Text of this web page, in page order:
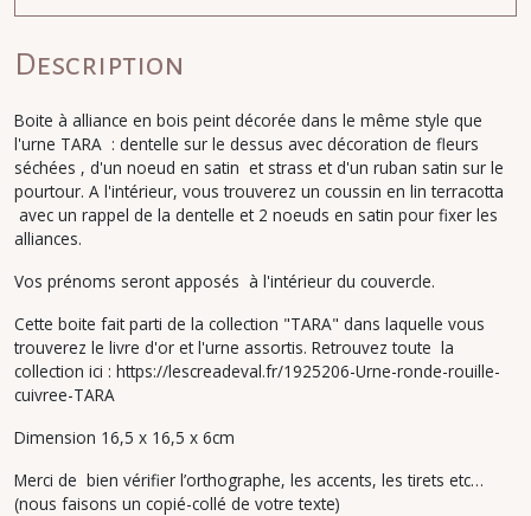
Description
Boite à alliance en bois peint décorée dans le même style que
l'urne TARA : dentelle sur le dessus avec décoration de fleurs
séchées , d'un noeud en satin et strass et d'un ruban satin sur le
pourtour. A l'intérieur, vous trouverez un coussin en lin terracotta
avec un rappel de la dentelle et 2 noeuds en satin pour fixer les
alliances.
Vos prénoms seront apposés à l'intérieur du couvercle.
Cette boite fait parti de la collection "TARA" dans laquelle vous
trouverez le livre d'or et l'urne assortis. Retrouvez toute la
collection ici : https://lescreadeval.fr/1925206-Urne-ronde-rouille-
cuivree-TARA
Dimension 16,5 x 16,5 x 6cm
Merci de bien vérifier l’orthographe, les accents, les tirets etc…
(nous faisons un copié-collé de votre texte)